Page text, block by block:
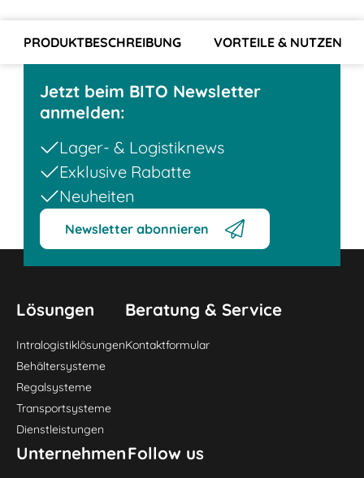
PRODUKTBESCHREIBUNG VORTEILE & NUTZEN
Jetzt beim BITO Newsletter
anmelden:
Lager- & Logistiknews
Exklusive Rabatte
Neuheiten
Newsletter abonnieren
Lösungen
Intralogistiklösungen
Behältersysteme
Regalsysteme
Transportsysteme
Dienstleistungen
Beratung & Service
Kontaktformular
UnternehmenFollow us